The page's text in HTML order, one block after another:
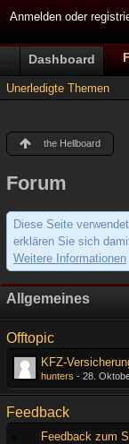
Anmelden oder
Dashboard
Unerledigte Themen
the Hellboard
Forum
Diese Seite
erklären Sie sich
Weitere Informationen
Allgemeines
Offtopic
KFZ-
hunters - 28.
Feedback
Feedback zum